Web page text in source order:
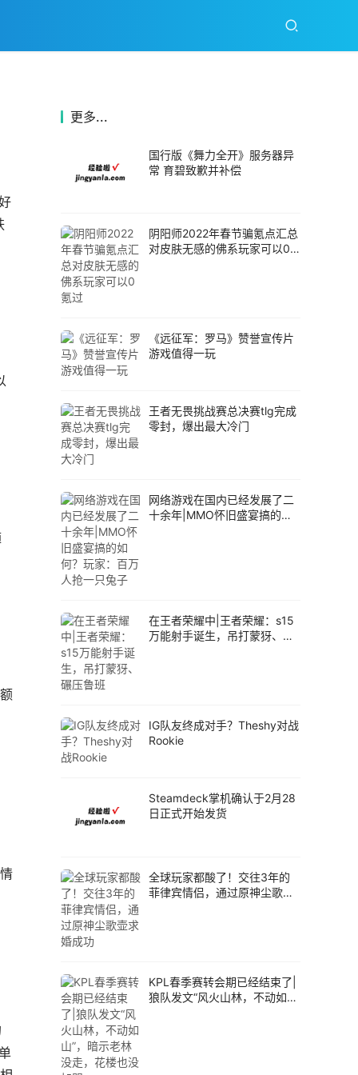
更多...
国行版《舞力全开》服务器异
常 育碧致歉并补偿
阴阳师2022年春节骗氪点汇总
对皮肤无感的佛系玩家可以0
《远征军：罗马》赞誉宣传片
游戏值得一玩
王者无畏挑战赛总决赛tlg完成
零封，爆出最大冷门
网络游戏在国内已经发展了二
十余年|MMO怀旧盛宴搞的如
在王者荣耀中|王者荣耀：s15
万能射手诞生，吊打蒙犽、碾
IG队友终成对手？Theshy对战
Rookie
Steamdeck掌机确认于2月28
日正式开始发货
全球玩家都酸了！交往3年的
菲律宾情侣，通过原神尘歌壶
KPL春季赛转会期已经结束了|
狼队发文“风火山林，不动如